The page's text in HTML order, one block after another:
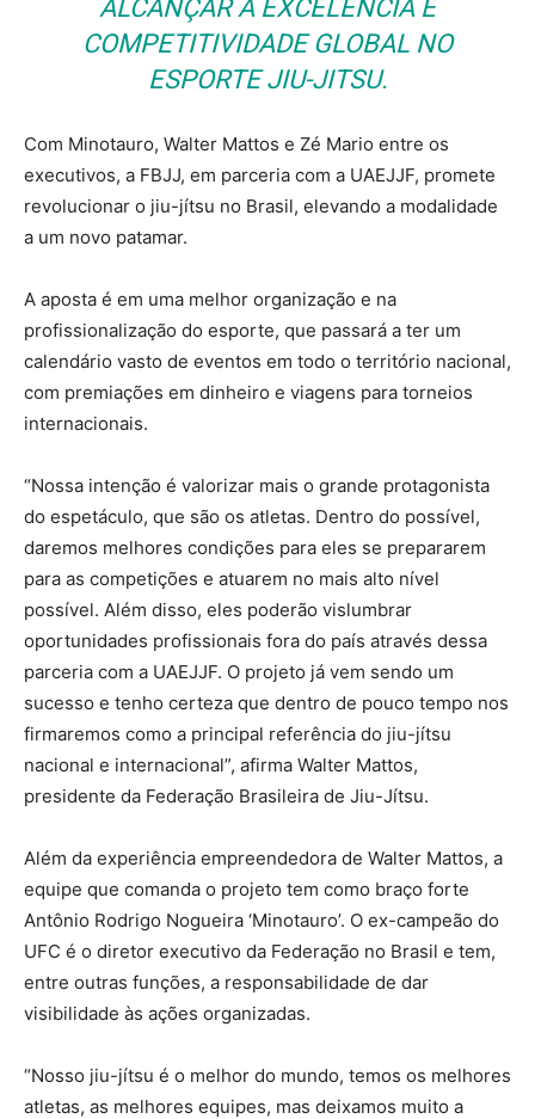
ALCANÇAR A EXCELÊNCIA E
COMPETITIVIDADE GLOBAL NO
ESPORTE JIU-JITSU.
Com Minotauro, Walter Mattos e Zé Mario entre os
executivos, a FBJJ, em parceria com a UAEJJF, promete
revolucionar o jiu-jítsu no Brasil, elevando a modalidade
a um novo patamar.
A aposta é em uma melhor organização e na
profissionalização do esporte, que passará a ter um
calendário vasto de eventos em todo o território nacional,
com premiações em dinheiro e viagens para torneios
internacionais.
“Nossa intenção é valorizar mais o grande protagonista
do espetáculo, que são os atletas. Dentro do possível,
daremos melhores condições para eles se prepararem
para as competições e atuarem no mais alto nível
possível. Além disso, eles poderão vislumbrar
oportunidades profissionais fora do país através dessa
parceria com a UAEJJF. O projeto já vem sendo um
sucesso e tenho certeza que dentro de pouco tempo nos
firmaremos como a principal referência do jiu-jítsu
nacional e internacional”, afirma Walter Mattos,
presidente da Federação Brasileira de Jiu-Jítsu.
Além da experiência empreendedora de Walter Mattos, a
equipe que comanda o projeto tem como braço forte
Antônio Rodrigo Nogueira ‘Minotauro’. O ex-campeão do
UFC é o diretor executivo da Federação no Brasil e tem,
entre outras funções, a responsabilidade de dar
visibilidade às ações organizadas.
“Nosso jiu-jítsu é o melhor do mundo, temos os melhores
atletas, as melhores equipes, mas deixamos muito a